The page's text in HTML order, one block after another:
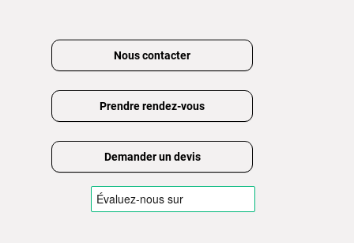
Nous contacter
Prendre rendez-vous
Demander un devis